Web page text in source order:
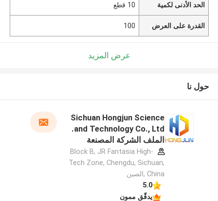
الحد الأدنى لكمية 10 قطع
القدرة على العرض 100
عرض المزيد
حول نا
Sichuan Hongjun Science
and Technology Co., Ltd.
الملف الشركة المصنعة
Block B, JR Fantasia High-
Tech Zone, Chengdu, Sichuan,
China ,الصين
5.0
يدقّق ممون